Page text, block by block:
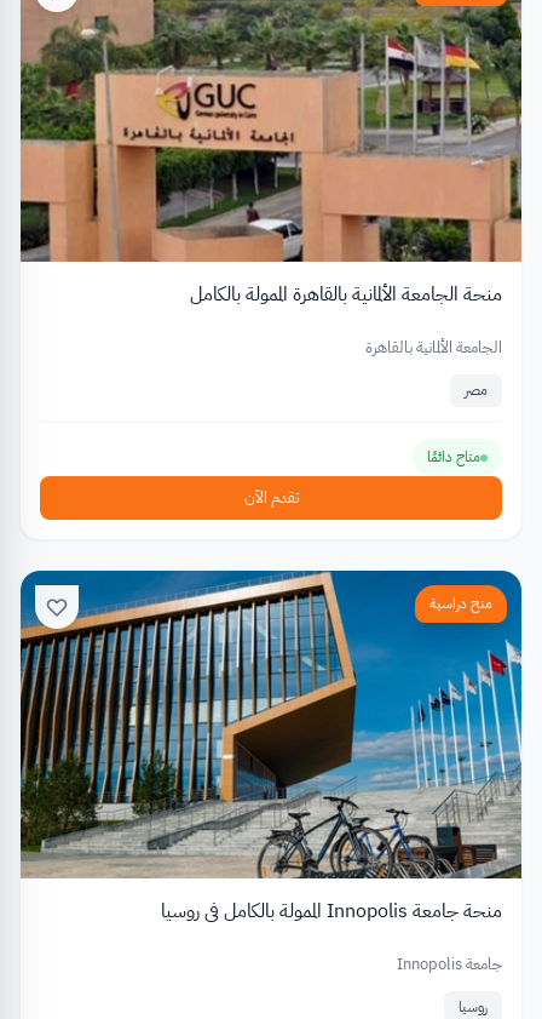
منحة الجامعة الألمانية بالقاهرة الممولة بالكامل
الجامعة الألمانية بالقاهرة
مصر
متاح دائمًا
تقدم الآن
منح دراسية
منحة جامعة Innopolis الممولة بالكامل في روسيا
جامعة Innopolis
روسيا